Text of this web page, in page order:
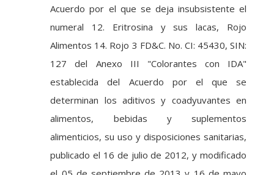
Acuerdo por el que se deja insubsistente el
numeral 12. Eritrosina y sus lacas, Rojo
Alimentos 14. Rojo 3 FD&C. No. CI: 45430, SIN:
127 del Anexo III "Colorantes con IDA"
establecida del Acuerdo por el que se
determinan los aditivos y coadyuvantes en
alimentos, bebidas y suplementos
alimenticios, su uso y disposiciones sanitarias,
publicado el 16 de julio de 2012, y modificado